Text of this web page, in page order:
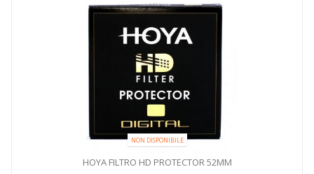
NON DISPONIBILE
HOYA FILTRO HD PROTECTOR 52MM